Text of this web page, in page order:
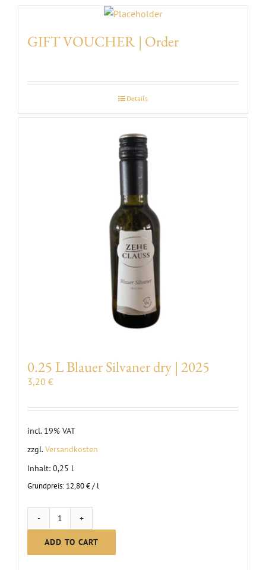
EVENTS
CONTACT | OPENING HOURS
GIFT VOUCHER | Order
Details
0.25 L Blauer Silvaner dry | 2025
3,20 €
incl. 19% VAT
zzgl.Versandkosten
Inhalt: 0,25 l
Grundpreis: 12,80€/ l
0.25
L
Blauer
ADD TO CART